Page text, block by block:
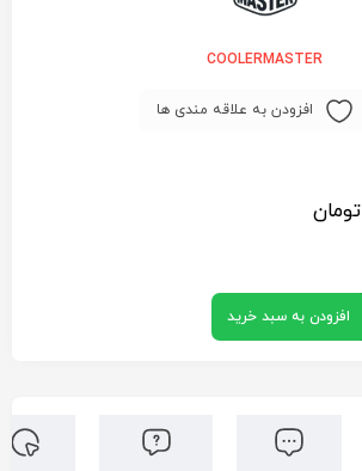
COOLERMASTER
افزودن به علاقه مندی ها
تومان
افزودن به سبد خرید